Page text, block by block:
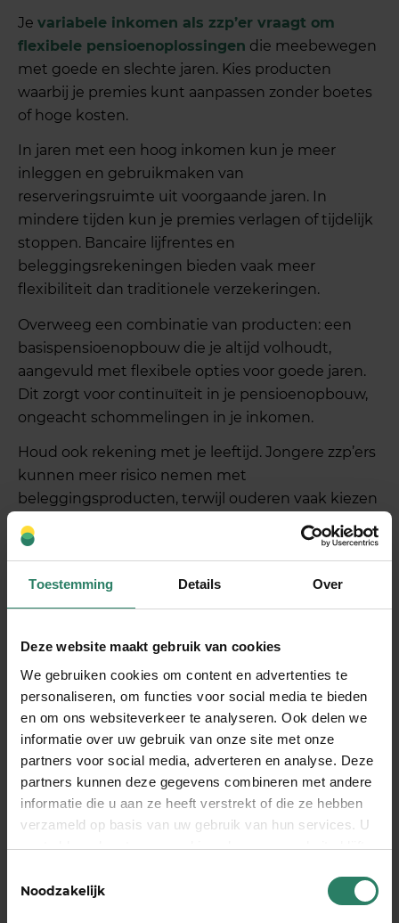
Toestemming Details Over
Deze website maakt gebruik van cookies
We gebruiken cookies om content en advertenties te
personaliseren, om functies voor social media te bieden
en om ons websiteverkeer te analyseren. Ook delen we
informatie over uw gebruik van onze site met onze
partners voor social media, adverteren en analyse. Deze
partners kunnen deze gegevens combineren met andere
informatie die u aan ze heeft verstrekt of die ze hebben
verzameld op basis van uw gebruik van hun services. U
gaat akkoord met onze cookies als u onze website blijft
Noodzakelijk
Jevariabele inkomen als zzp’er vraagt om
flexibele pensioenoplossingen die meebewegen
met goede en slechte jaren. Kies producten
waarbij je premies kunt aanpassen zonder boetes
of hoge kosten.
In jaren met een hoog inkomen kun je meer
inleggen en gebruikmaken van
reserveringsruimte uit voorgaande jaren. In
mindere tijden kun je premies verlagen of tijdelijk
stoppen. Bancaire lijfrentes en
beleggingsrekeningen bieden vaak meer
flexibiliteit dan traditionele verzekeringen.
Overweeg een combinatie van producten: een
basispensioenopbouw die je altijd volhoudt,
aangevuld met flexibele opties voor goede jaren.
Dit zorgt voor continuïteit in je pensioenopbouw,
ongeacht schommelingen in je inkomen.
Houd ook rekening met je leeftijd. Jongere zzp’ers
kunnen meer risico nemen met
beleggingsproducten, terwijl ouderen vaak kiezen
voor zekerheid. Je inkomen bepaalt welke risico’s
je kunt en wilt nemen met je pensioenopbouw.
Wat zijn de risico’s van geen
pensioenopbouw als zzp’er?
Zonder eigen pensioenopbouw moet je het als
zzp’er doen metalleen de AOW, wat vaak
onvoldoende isom je huidige levensstandaard te
behouden. De AOW bedraagt ongeveer € 1.400
netto per maand voor alleenstaanden.
Werknemers bouwen automatisch pensioen op
via hun werkgever, maar als zzp’er ben je hier zelf
verantwoordelijk voor. Het gat tussen je huidige
inkomen en de AOW kan aanzienlijk zijn, vooral als
je gewend bent aan een hoger inkomen.